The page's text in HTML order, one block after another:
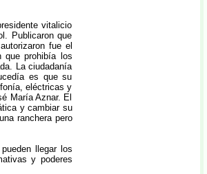
vitalicio
Publicaron que
fue el
que prohibía los
La ciudadanía
es que su
eléctricas y
María Aznar. El
y cambiar su
ranchera pero
llegar los
y poderes